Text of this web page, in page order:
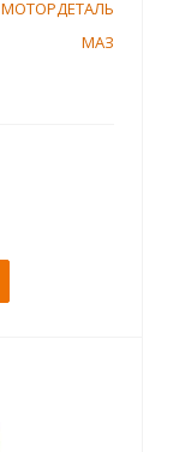
МОТОРДЕТАЛЬ
МАЗ